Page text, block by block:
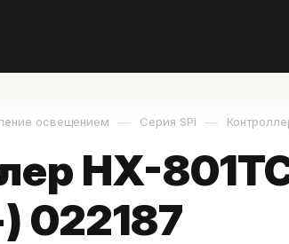
освещением — Серия SPI —
HX-
022187